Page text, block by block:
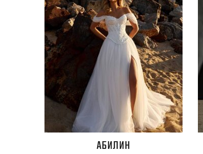
АБИЛИН